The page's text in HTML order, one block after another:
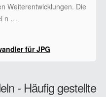
Weiterentwicklungen. Die
n …
für JPG
- Häufig gestellte